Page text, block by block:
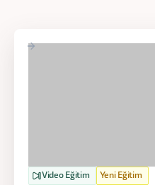
Video Eğitim Yeni Eğitim